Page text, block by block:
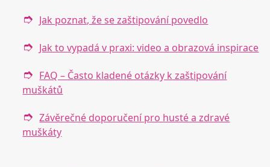
Jak poznat, že se zaštipování povedlo
Jak to vypadá v praxi: video a obrazová inspirace
FAQ – Často kladené otázky k zaštipování
muškátů
Závěrečné doporučení pro husté a zdravé
muškáty